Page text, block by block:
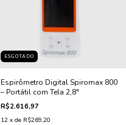
ESGOTADO
Espirômetro Digital Spiromax 800
– Portátil com Tela 2,8"
R$2.616,97
12 x de R$269,20